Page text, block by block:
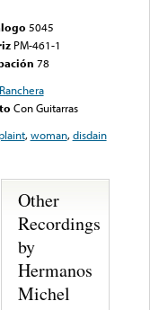
5045
PM-461-1
78
Con Guitarras
,woman,disdain
Other
Recordings
by
Hermanos
Michel